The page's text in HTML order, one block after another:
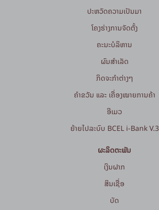
ປະຫວັດຄວາມເປັນມາ
ໂຄງຮ່າງການຈັດຕັ້ງ
ຄະນະບໍລິຫານ
ຜົນສຳເລັດ
ກິດຈະກໍາຕ່າງໆ
ຄຳຂວັນ ແລະ ເຄື່ອງໝາຍການຄ້າ
ອີເມວ
ຍ້າຍໄປລະບົບ BCEL i-Bank V.3
ຜະລິດຕະພັນ
ເງິນຝາກ
ສິນເຊື່ອ
ບັດ